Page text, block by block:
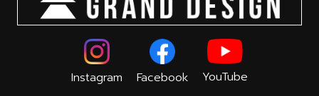
Instagram Facebook YouTube